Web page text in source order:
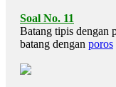
Soal No. 11
Batang tipis dengan
batang dengan poros